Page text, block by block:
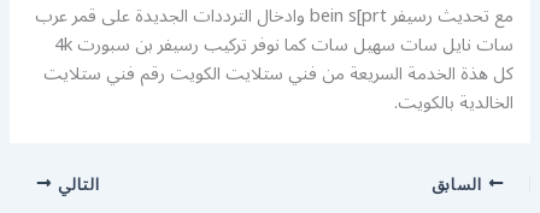
مع تحديث رسيفر bein s[prt وادخال الترددات الجديدة على قمر عرب
سات نايل سات سهيل سات كما نوفر تركيب رسيفر بن سبورت 4k
كل هذة الخدمة السريعة من فني ستلايت الكويت رقم فني ستلايت
الخالدية بالكويت.
السابق التالي